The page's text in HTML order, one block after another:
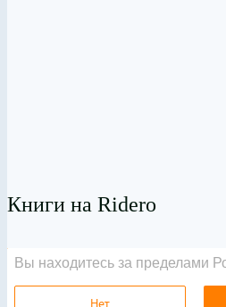
Книги на Ridero